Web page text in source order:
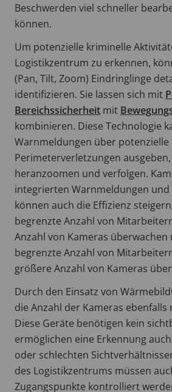
Beschwerden viel schneller
können.
Um potenzielle kriminelle
Logistikzentrum zu erkennen,
(Pan, Tilt, Zoom) Eindringlinge
identifizieren. Sie lassen sich mit
Bereichssicherheit mit
kombinieren. Diese Technologie
Warnmeldungen über potenzielle
Perimeterverletzungen
heranzoomen und verfolgen.
integrierten Warnmeldungen und
können auch die Effizienz
begrenzte Anzahl von
Anzahl von Kameras überwachen
begrenzte Anzahl von
größere Anzahl von Kameras
Durch den Einsatz von
die Anzahl der Kameras
Diese Geräte benötigen kein
ermöglichen eine Erkennung
oder schlechten
des Logistikzentrums müssen
Zugangspunkte kontrolliert